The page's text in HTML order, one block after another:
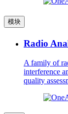
模块
Radio
A family of
interference
quality